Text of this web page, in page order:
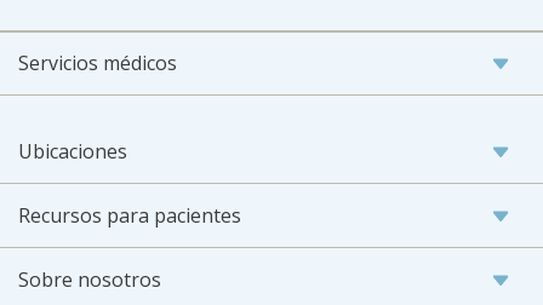
Servicios médicos
Ubicaciones
Recursos para pacientes
Sobre nosotros